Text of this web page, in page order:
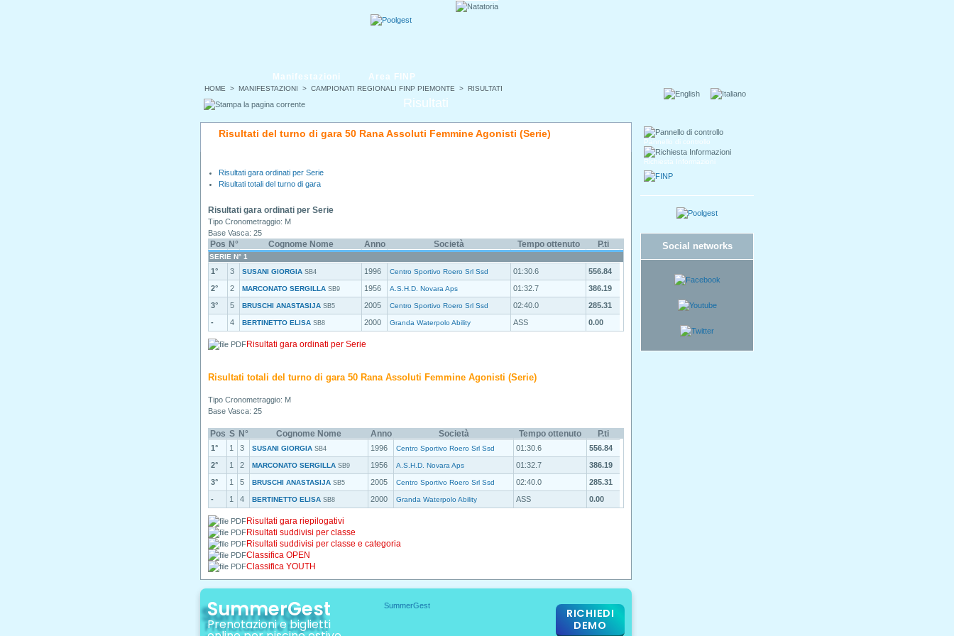
HOME > MANIFESTAZIONI > CAMPIONATI REGIONALI FINP PIEMONTE > RISULTATI
Manifestazioni Area FINP
Risultati
Risultati del turno di gara 50 Rana Assoluti Femmine Agonisti (Serie)
Risultati gara ordinati per Serie
Risultati totali del turno di gara
Risultati gara ordinati per Serie
Tipo Cronometraggio: M
Base Vasca: 25
Pos N° Cognome Nome Anno Società Tempo ottenuto P.ti
SERIE N° 1
1° 3 SUSANI GIORGIA SB4 1996 Centro Sportivo Roero Srl Ssd 01:30.6
556.84
2°
2 MARCONATO SERGILLA SB9 1956 A.S.H.D. Novara Aps 01:32.7
386.19
3°
5 BRUSCHI ANASTASIJA SB5 2005 Centro Sportivo Roero Srl Ssd 02:40.0
285.31
-
4 BERTINETTO ELISA SB8 2000 Granda Waterpolo Ability ASS 0.00
Risultati gara ordinati per Serie
Risultati totali del turno di gara 50 Rana Assoluti Femmine Agonisti (Serie)
Tipo Cronometraggio: M
Base Vasca: 25
Pos S N° Cognome Nome Anno Società Tempo ottenuto P.ti
1° 1 3 SUSANI GIORGIA SB4 1996 Centro Sportivo Roero Srl Ssd 01:30.6
556.84
2°
1 2 MARCONATO SERGILLA SB9 1956 A.S.H.D. Novara Aps 01:32.7
386.19
3°
1 5 BRUSCHI ANASTASIJA SB5 2005 Centro Sportivo Roero Srl Ssd 02:40.0
285.31
-
1 4 BERTINETTO ELISA SB8 2000 Granda Waterpolo Ability ASS 0.00
Risultati gara riepilogativi
Risultati suddivisi per classe
Risultati suddivisi per classe e categoria
Classifica OPEN
Classifica YOUTH
Pannello di controllo
Richiesta Informazioni
Social networks
SummerGest
Prenotazioni e biglietti
RICHIEDI
DEMO